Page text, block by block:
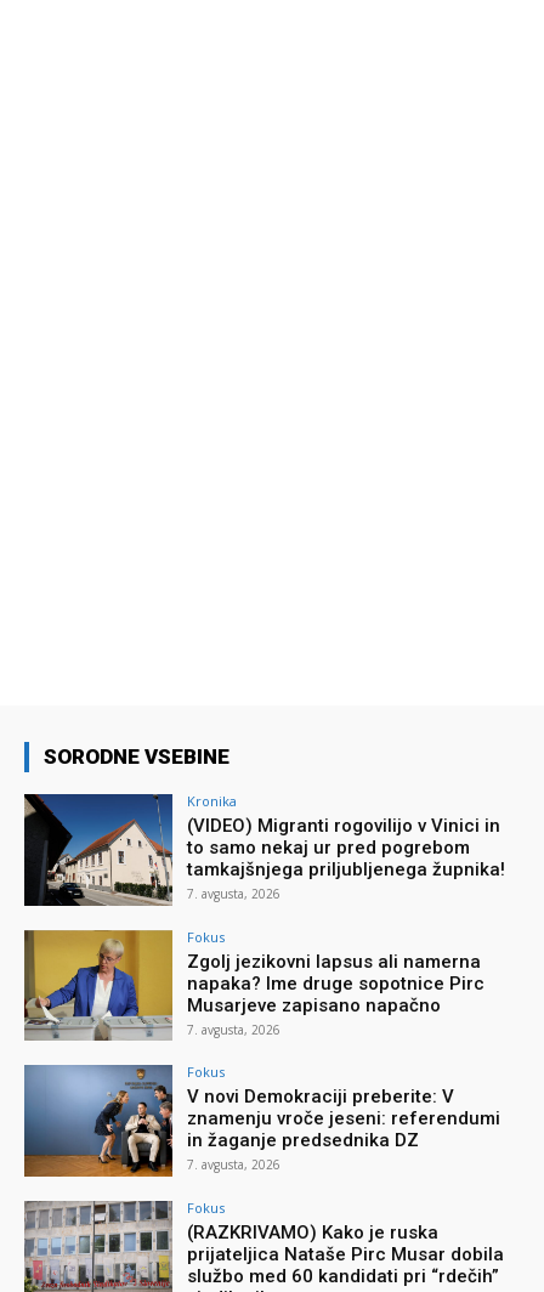
SORODNE VSEBINE
Kronika
(VIDEO) Migranti rogovilijo v Vinici in
to samo nekaj ur pred pogrebom
tamkajšnjega priljubljenega župnika!
7. avgusta, 2026
Fokus
Zgolj jezikovni lapsus ali namerna
napaka? Ime druge sopotnice Pirc
Musarjeve zapisano napačno
7. avgusta, 2026
Fokus
V novi Demokraciji preberite: V
znamenju vroče jeseni: referendumi
in žaganje predsednika DZ
7. avgusta, 2026
Fokus
(RAZKRIVAMO) Kako je ruska
prijateljica Nataše Pirc Musar dobila
službo med 60 kandidati pri “rdečih”